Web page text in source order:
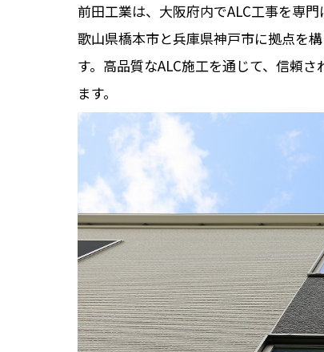
前田工業は、大阪府内でALC工事を専
歌山県橋本市と兵庫県神戸市に拠点を
す。高品質なALC施工を通じて、信頼
ます。